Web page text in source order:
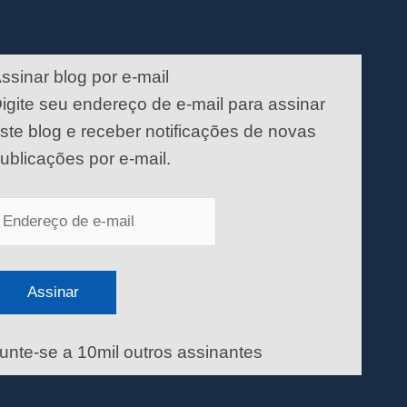
blog por e-mail
seu endereço de e-mail para assinar
blog e receber notificações de novas
por e-mail.
Assinar
se a 10mil outros assinantes